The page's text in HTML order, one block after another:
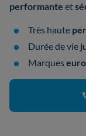
performante et
Très haute
Durée de vie
Marques